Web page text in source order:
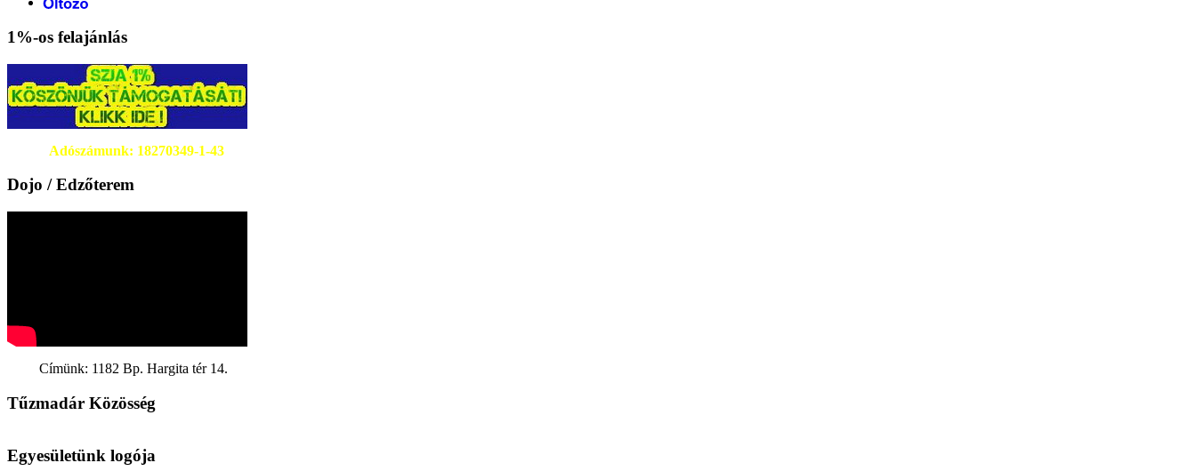
1%-os felajánlás
Adószámunk: 18270349-1-43
Dojo / Edzőterem
Címünk: 1182 Bp. Hargita tér 14.
Tűzmadár Közösség
Egyesületünk logója